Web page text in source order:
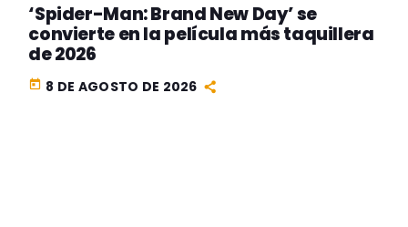
‘Spider-Man: Brand New Day’ se
convierte en la película más taquillera
de 2026
today 8 DE AGOSTO DE 2026